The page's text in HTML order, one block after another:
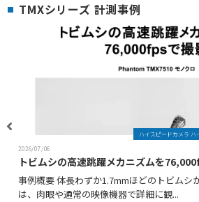
TMXシリーズ 計測事例
2026/07/06
トビムシの高速跳躍メカニズムを
事例概要 体長わずか1.7mmほどのトビムシ
は、肉眼や通常の映像機器で詳細に観...
ハイスピードカメラ